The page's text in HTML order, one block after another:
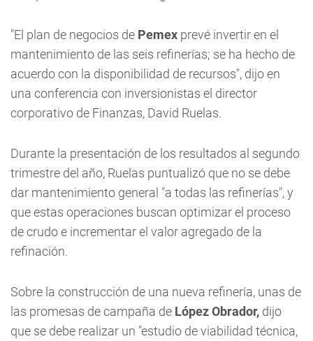
"El plan de negocios de Pemex prevé invertir en el
mantenimiento de las seis refinerías; se ha hecho de
acuerdo con la disponibilidad de recursos", dijo en
una conferencia con inversionistas el director
corporativo de Finanzas, David Ruelas.
Durante la presentación de los resultados al segundo
trimestre del año, Ruelas puntualizó que no se debe
dar mantenimiento general "a todas las refinerías", y
que estas operaciones buscan optimizar el proceso
de crudo e incrementar el valor agregado de la
refinación.
Sobre la construcción de una nueva refinería, unas de
las promesas de campaña de López Obrador, dijo
que se debe realizar un "estudio de viabilidad técnica,